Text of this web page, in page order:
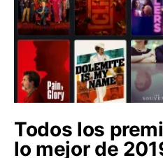
Todos los
lo mejor de